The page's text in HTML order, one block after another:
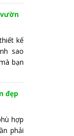
kế
sao
bạn
đẹp
hợp
phải